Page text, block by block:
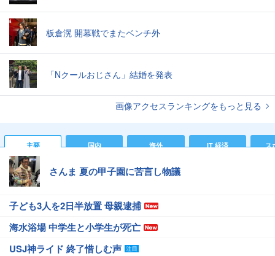
板倉滉 開幕戦でまたベンチ外
「Nクールおじさん」結婚を発表
画像アクセスランキングをもっと見る
主要 国内 海外 IT 経済 ス
さんま 夏の甲子園に苦言し物議
子ども3人を2日半放置 母親逮捕
海水浴場 中学生と小学生が死亡
USJ神ライド 終了惜しむ声